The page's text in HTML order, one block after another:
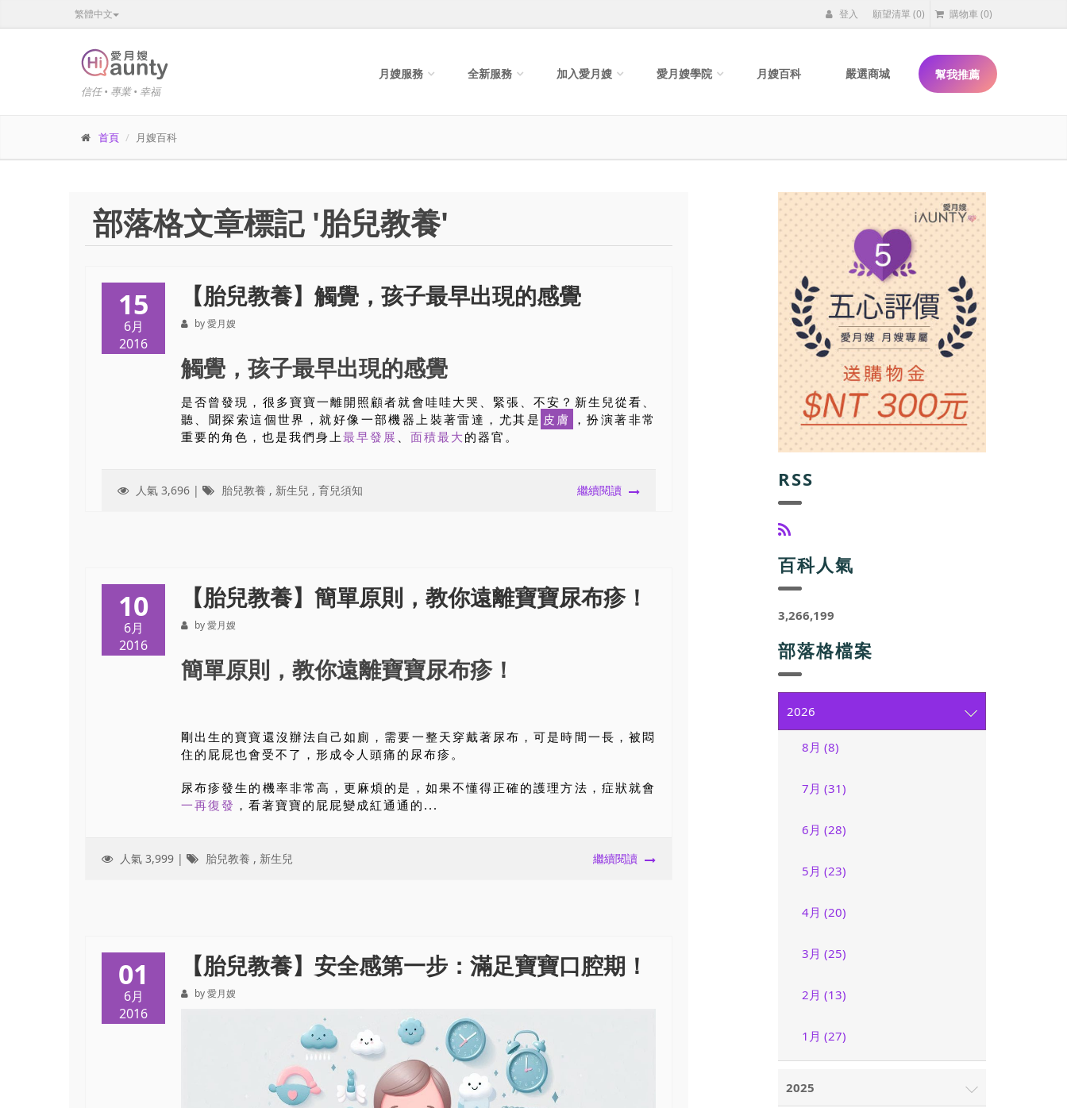
繁體中文 登入 願望清單(0) 購物車 (0)
信任 • 專業 • 幸福
月嫂服務 全新服務 加入愛月嫂 愛月嫂學院 月嫂百科 嚴選商城 幫我推薦
首頁 月嫂百科
部落格文章標記 '胎兒教養'
15
6月
2016
【胎兒教養】觸覺，孩子最早出現的感覺
by 愛月嫂
觸覺，孩子最早出現的感覺
是否曾發現，很多寶寶一離開照顧者就會哇哇大哭、緊張、不安？新生兒從看、
聽、聞探索這個世界，就好像一部機器上裝著雷達，尤其是 皮膚
，扮演著非常
重要的角色，也是我們身上最早發展 、 面積最大 的器官。
人氣 3,696 | 胎兒教養 , 新生兒 , 育兒須知 繼續閱讀
10
6月
2016
【胎兒教養】簡單原則，教你遠離寶寶尿布疹！
by 愛月嫂
簡單原則，教你遠離寶寶尿布疹！
剛出生的寶寶還沒辦法自己如廁，需要一整天穿戴著尿布，可是時間一長，被悶
住的屁屁也會受不了，形成令人頭痛的尿布疹。
尿布疹發生的機率非常高，更麻煩的是，如果不懂得正確的護理方法，症狀就會
一再復發 ，看著寶寶的屁屁變成紅通通的...
人氣 3,999 | 胎兒教養 , 新生兒 繼續閱讀
01
6月
2016
【胎兒教養】安全感第一步：滿足寶寶口腔期！
by 愛月嫂
RSS
百科人氣
3,266,199
部落格檔案
2026
8月 (8)
7月 (31)
6月 (28)
5月 (23)
4月 (20)
3月 (25)
2月 (13)
1月 (27)
2025